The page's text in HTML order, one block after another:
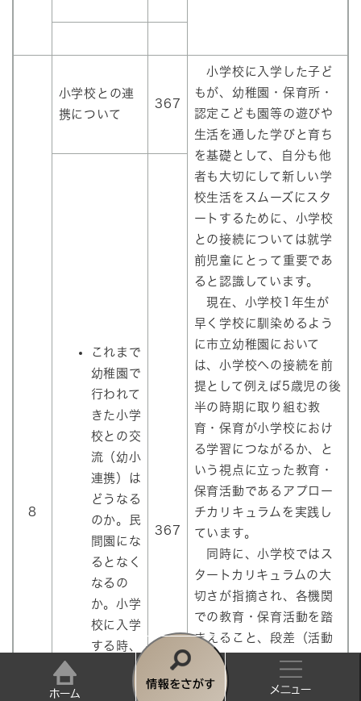
情
8
小学校との連
携について
367
小学校に入学した子ど
もが、幼稚園・保育所・
認定こども園等の遊びや
生活を通した学びと育ち
を基礎として、自分も他
者も大切にして新しい学
校生活をスムーズにスタ
ートするために、小学校
との接続については就学
前児童にとって重要であ
ると認識しています。
現在、小学校1年生が
早く学校に馴染めるよう
に市立幼稚園において
は、小学校への接続を前
提として例えば5歳児の後
半の時期に取り組む教
育・保育が小学校におけ
る学習につながるか、と
いう視点に立った教育・
保育活動であるアプロー
チカリキュラムを実践し
ています。
同時に、小学校ではス
タートカリキュラムの大
切さが指摘され、各機関
での教育・保育活動を踏
まえること、段差（活動
から授業）をなだらかに
することなどの視点に立
これまで
幼稚園で
行われて
きた小学
校との交
流（幼小
連携）は
どうなる
のか。民
間園にな
るとなく
なるの
か。小学
校に入学
する時、
スムーズ
に入学で
367